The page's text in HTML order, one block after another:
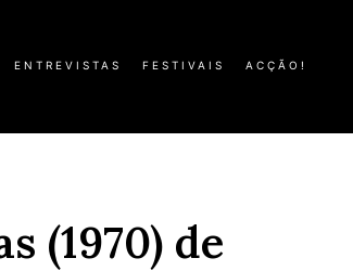
ENTREVISTAS FESTIVAIS ACÇÃO!
(1970) de